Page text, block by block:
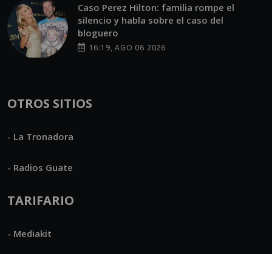
Caso Perez Hilton: familia rompe el
silencio y habla sobre el caso del
bloguero
16:19, AGO 06 2026
OTROS SITIOS
- La Tronadora
- Radios Guate
TARIFARIO
- Mediakit